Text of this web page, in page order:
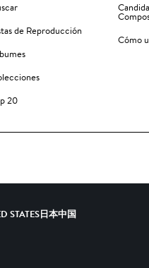
de Reproducción
20
Cómo
STATES日本中国